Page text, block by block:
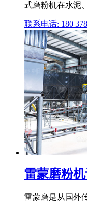
式磨粉机在水泥
联系电话: 180
雷蒙磨粉
雷蒙磨是从国外